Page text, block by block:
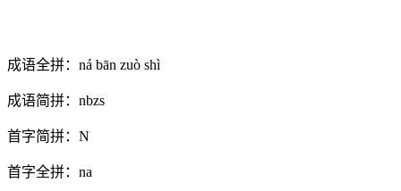
成语全拼： ná bān zuò shì
成语简拼： nbzs
首字简拼： N
首字全拼： na